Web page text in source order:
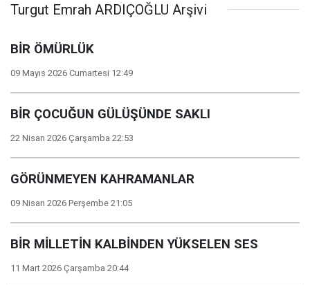
Turgut Emrah ARDIÇOĞLU Arşivi
BİR ÖMÜRLÜK
09 Mayıs 2026 Cumartesi 12:49
BİR ÇOCUĞUN GÜLÜŞÜNDE SAKLI
22 Nisan 2026 Çarşamba 22:53
GÖRÜNMEYEN KAHRAMANLAR
09 Nisan 2026 Perşembe 21:05
BİR MİLLETİN KALBİNDEN YÜKSELEN SES
11 Mart 2026 Çarşamba 20:44